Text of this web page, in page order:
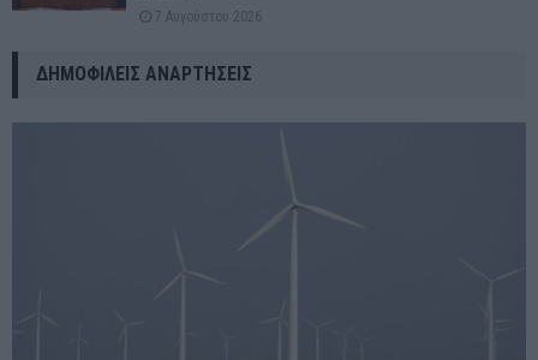
7 Αυγούστου 2026
ΔΗΜΟΦΙΛΕΊΣ ΑΝΑΡΤΉΣΕΙΣ